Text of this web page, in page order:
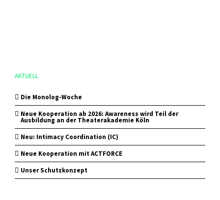
AKTUELL
Die Monolog-Woche
Neue Kooperation ab 2026: Awareness wird Teil der
Ausbildung an der Theaterakademie Köln
Neu: Intimacy Coordination (IC)
Neue Kooperation mit ACTFORCE
Unser Schutzkonzept